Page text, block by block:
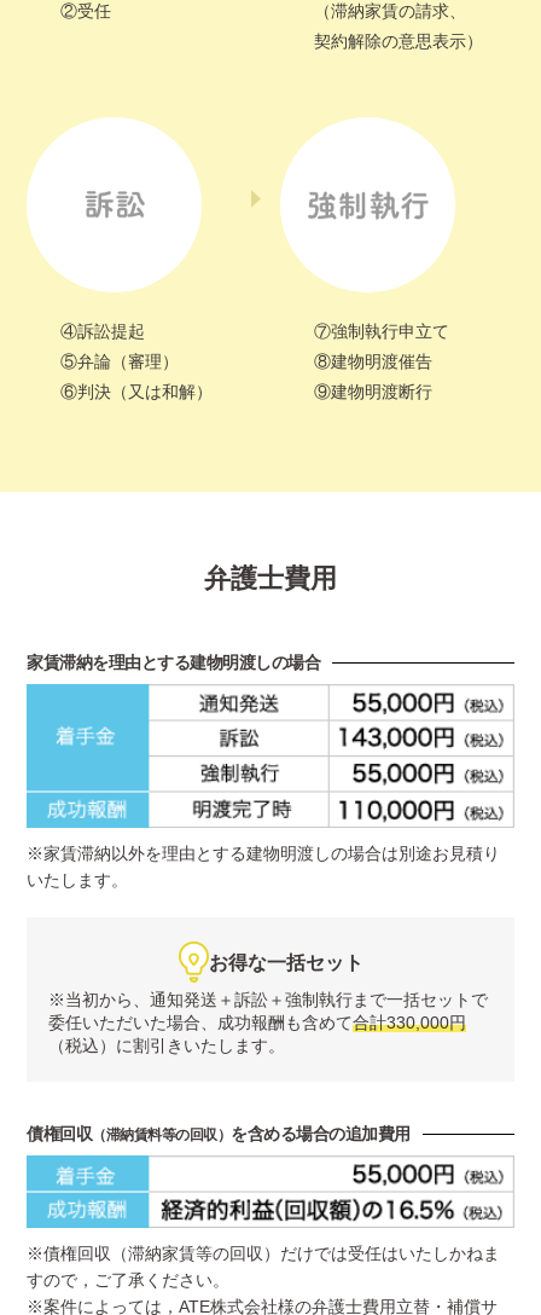
②受任
（滞納家賃の請求、
契約解除の意思表示）
④訴訟提起
⑤弁論（審理）
⑥判決（又は和解）
⑦強制執行申立て
⑧建物明渡催告
⑨建物明渡断行
弁護士費用
家賃滞納を理由とする建物明渡しの場合
※家賃滞納以外を理由とする建物明渡しの場合は別途お見積り
いたします。
お得な一括セット
※当初から、通知発送＋訴訟＋強制執行まで一括セットで
委任いただいた場合、 成功報酬も含めて合計330,000円
（税込）に割引きいたします。
債権回収（滞納賃料等の回収） を含める場合の追加費用
※債権回収（滞納家賃等の回収）だけでは受任はいたしかねま
すので，ご了承ください。
※案件によっては，ATE株式会社様の弁護士費用立替・補償サ